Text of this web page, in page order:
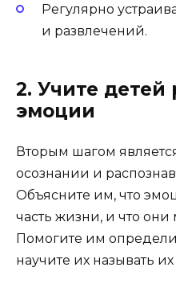
Регулярно
и развлечений.
2. Учите детей
эмоции
Вторым шагом
осознании и
Объясните им, что
часть жизни, и что они
Помогите им
научите их называть